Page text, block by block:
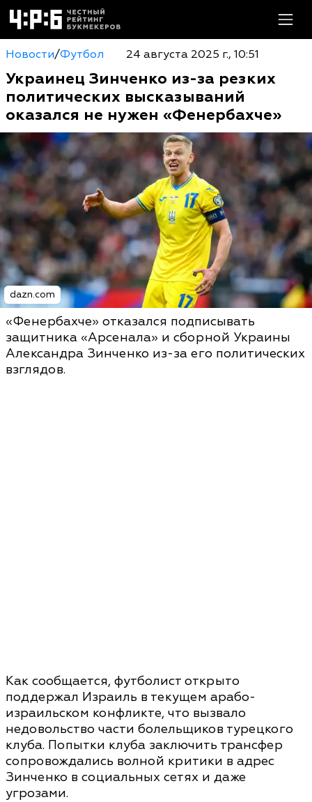
Новости/Футбол 24 августа 2025 г., 10:51
Украинец Зинченко из-за резких
политических высказываний
оказался не нужен «Фенербахче»
dazn.com
«Фенербахче» отказался подписывать
защитника «Арсенала» и сборной Украины
Александра Зинченко из-за его политических
взглядов.
Как сообщается, футболист открыто
поддержал Израиль в текущем арабо-
израильском конфликте, что вызвало
недовольство части болельщиков турецкого
клуба. Попытки клуба заключить трансфер
сопровождались волной критики в адрес
Зинченко в социальных сетях и даже
угрозами.